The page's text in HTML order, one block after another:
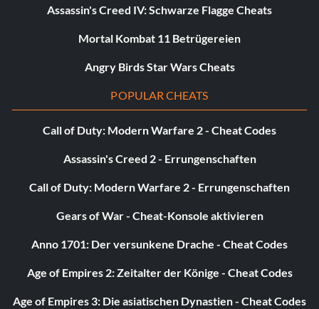
Free"-Karte hat.
Belohnung: 20 Punkte
Plays Nicely with Others
Assassin's Creed IV: Schwarze Flagge Cheats
Mortal Kombat 11 Betrügereien
Angry Birds Star Wars Cheats
POPULAR CHEATS
Call of Duty: Modern Warfare 2 - Cheat Codes
Assassin's Creed 2 - Errungenschaften
Call of Duty: Modern Warfare 2 - Errungenschaften
Gears of War - Cheat-Konsole aktivieren
Anno 1701: Der versunkene Drache - Cheat Codes
Age of Empires 2: Zeitalter der Könige - Cheat Codes
Age of Empires 3: Die asiatischen Dynastien - Cheat Codes